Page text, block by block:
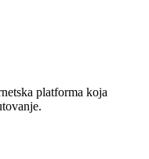
platforma koja